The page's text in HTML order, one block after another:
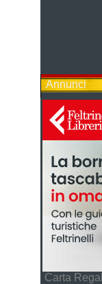
Annunci
Carta